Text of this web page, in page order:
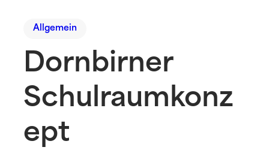
Allgemein
Dornbirner
Schulraumkonz
ept